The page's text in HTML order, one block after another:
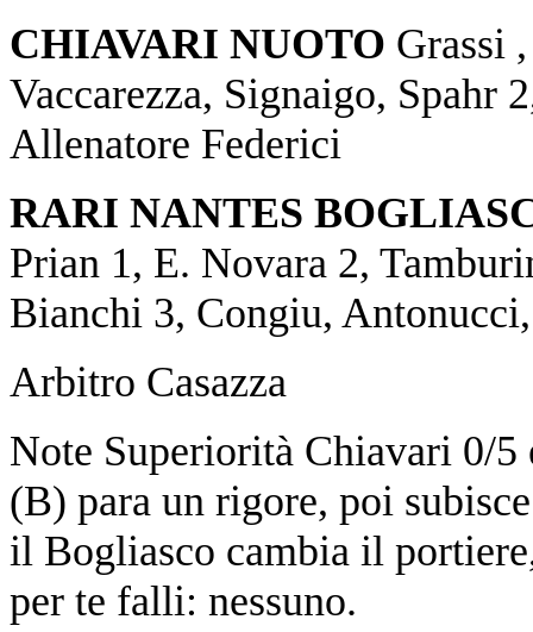
CHIAVARI NUOTO Grassi
Vaccarezza, Signaigo, Spahr
Allenatore Federici
RARI NANTES
Prian 1, E. Novara 2,
Bianchi 3, Congiu,
Arbitro Casazza
Note Superiorità Chiavari 0/
(B) para un rigore, poi
il Bogliasco cambia il
per te falli: nessuno.